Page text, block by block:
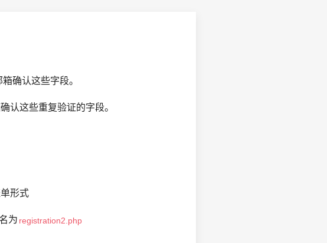
确认这些字段。
认这些重复验证的字段。
形式
为 registration2.php